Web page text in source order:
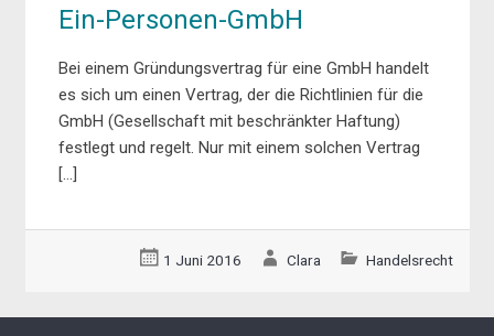
Ein-Personen-GmbH
Bei einem Gründungsvertrag für eine GmbH handelt
es sich um einen Vertrag, der die Richtlinien für die
GmbH (Gesellschaft mit beschränkter Haftung)
festlegt und regelt. Nur mit einem solchen Vertrag
[…]
1 Juni 2016 Clara Handelsrecht